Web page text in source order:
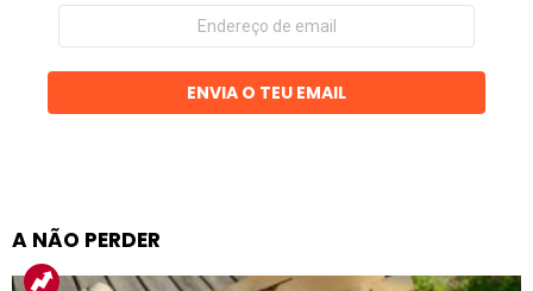
Endereço
email
ENVIA O TEU EMAIL
A NÃO PERDER